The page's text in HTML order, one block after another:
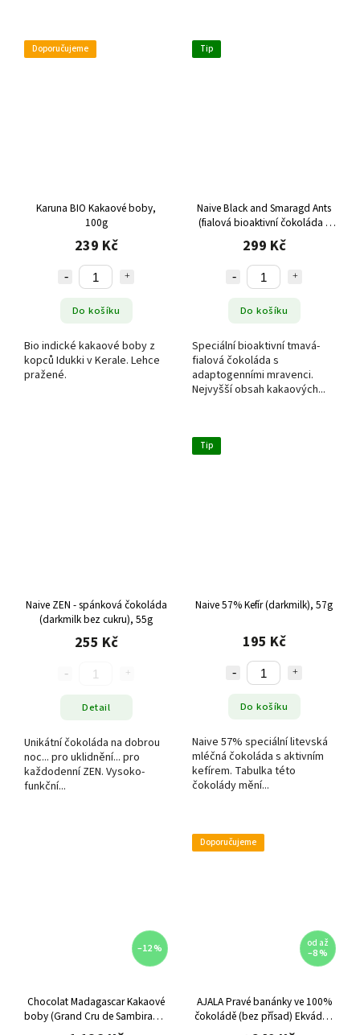
Doporučujeme
Karuna BIO Kakaové boby,
100g
239 Kč
Do košíku
Bio indické kakaové boby z
kopců Idukki v Kerale. Lehce
pražené.
Tip
Naive Black and Smaragd Ants
(fialová bioaktivní čokoláda s
mravenci), 55 g
299 Kč
Do košíku
Speciální bioaktivní tmavá-
fialová čokoláda s
adaptogenními mravenci.
Nejvyšší obsah kakaových...
Naive ZEN - spánková čokoláda
(darkmilk bez cukru), 55g
255 Kč
Detail
Unikátní čokoláda na dobrou
noc... pro uklidnění... pro
každodenní ZEN. Vysoko-
funkční...
Tip
Naive 57% Kefír (darkmilk), 57g
195 Kč
Do košíku
Naive 57% speciální litevská
mléčná čokoláda s aktivním
kefírem. Tabulka této
čokolády mění...
–12 %
Chocolat Madagascar Kakaové
boby (Grand Cru de Sambirano)
ve 100% čokoládě, 1 Kg
Doporučujeme
od až
–8 %
AJALA Pravé banánky ve 100%
čokoládě (bez přísad) Ekvádor,
různé varianty